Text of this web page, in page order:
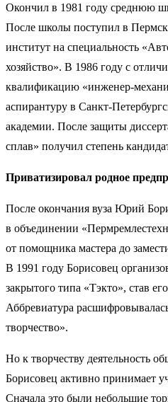
Окончил в 1981 году среднюю
После школы поступил в
институт на специальность
хозяйство». В 1986 году с
квалификацию «инженер-
аспирантуру в Санкт-
академии. После защиты
сплав» получил степень
Приватизировал родное
После окончания вуза Юрий
в объединении
от помощника мастера до
В 1991 году Борисовец
закрытого типа «Тэкто», став
Аббревиатура
творчество».
Но к творчеству деятельность
Борисовец активно принимает
Сначала это были небольшие